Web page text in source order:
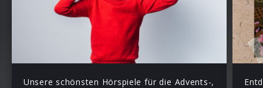
Unsere schönsten Hörspiele für die Advents-,